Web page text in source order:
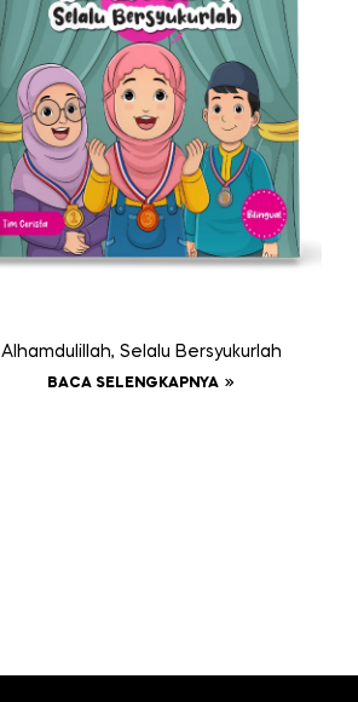
Alhamdulillah, Selalu Bersyukurlah
BACA SELENGKAPNYA